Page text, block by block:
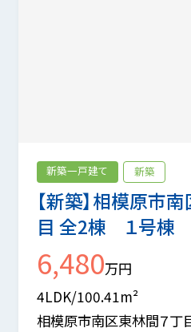
【新築】相模原市
目 全2棟 １号棟
新築一戸建て 新築
6,480万円
4LDK/100.41m²
相模原市南区東林間７丁